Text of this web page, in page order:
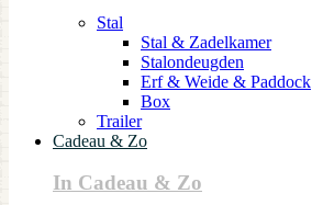
Stal
Stal & Zadelkamer
Stalondeugden
Erf & Weide & Paddock
Box
Trailer
Cadeau & Zo
In Cadeau & Zo